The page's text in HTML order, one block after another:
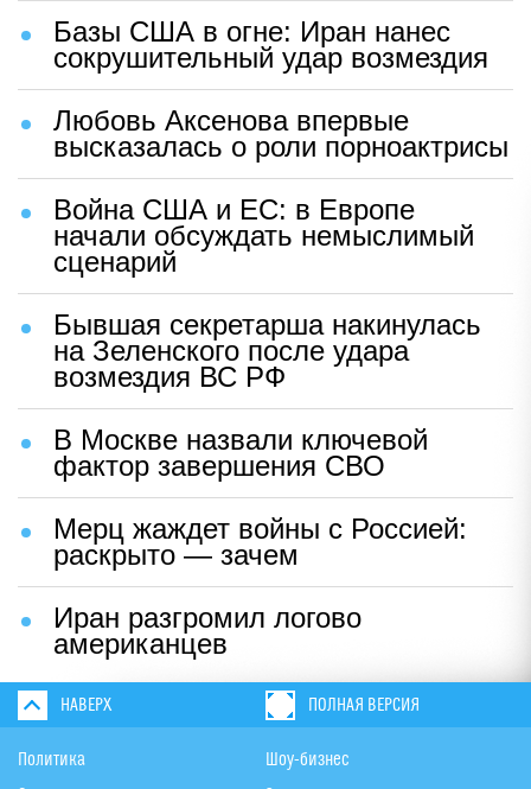
Базы США в огне: Иран нанес
сокрушительный удар возмездия
Любовь Аксенова впервые
высказалась о роли порноактрисы
Война США и ЕС: в Европе
начали обсуждать немыслимый
сценарий
Бывшая секретарша накинулась
на Зеленского после удара
возмездия ВС РФ
В Москве назвали ключевой
фактор завершения СВО
Мерц жаждет войны с Россией:
раскрыто — зачем
Иран разгромил логово
американцев
НАВЕРХ ПОЛНАЯ ВЕРСИЯ
Политика
Шоу-бизнес